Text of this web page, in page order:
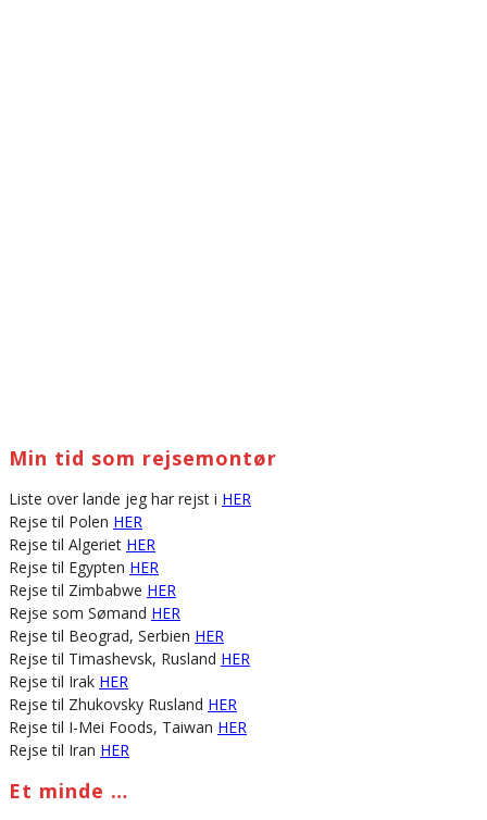
Min tid som rejsemontør
Liste over lande jeg har rejst i HER
Rejse til Polen HER
Rejse til Algeriet HER
Rejse til Egypten HER
Rejse til Zimbabwe HER
Rejse som Sømand HER
Rejse til Beograd, Serbien HER
Rejse til Timashevsk, Rusland HER
Rejse til Irak HER
Rejse til Zhukovsky Rusland HER
Rejse til I-Mei Foods, Taiwan HER
Rejse til Iran HER
Et minde …